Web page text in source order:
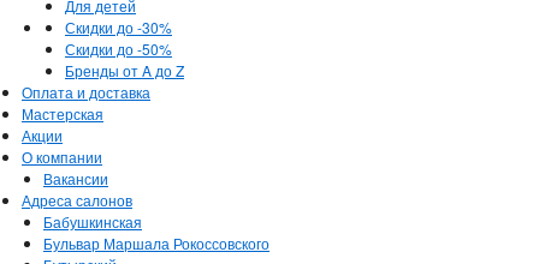
Для детей
Скидки до -30%
Скидки до -50%
Бренды от A до Z
Оплата и доставка
Мастерская
Акции
О компании
Вакансии
Адреса салонов
Бабушкинская
Бульвар Маршала Рокоссовского